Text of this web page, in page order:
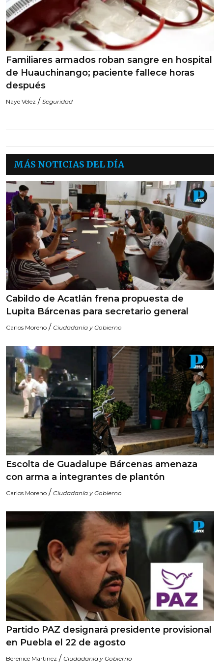
Familiares armados roban sangre en hospital
de Huauchinango; paciente fallece horas
después
Naye Vélez / Seguridad
MÁS NOTICIAS DEL DÍA
Cabildo de Acatlán frena propuesta de
Lupita Bárcenas para secretario general
Carlos Moreno / Ciudadanía y Gobierno
Escolta de Guadalupe Bárcenas amenaza
con arma a integrantes de plantón
Carlos Moreno / Ciudadanía y Gobierno
Partido PAZ designará presidente provisional
en Puebla el 22 de agosto
Berenice Martinez / Ciudadanía y Gobierno